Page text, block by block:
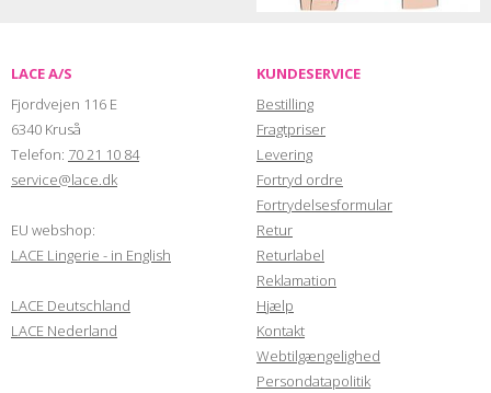
LACE A/S
Fjordvejen 116 E
6340 Kruså
Telefon: 70 21 10 84
service@lace.dk
EU webshop:
LACE Lingerie - in English
LACE Deutschland
LACE Nederland
KUNDESERVICE
Bestilling
Fragtpriser
Levering
Fortryd ordre
Fortrydelsesformular
Retur
Returlabel
Reklamation
Hjælp
Kontakt
Webtilgængelighed
Persondatapolitik